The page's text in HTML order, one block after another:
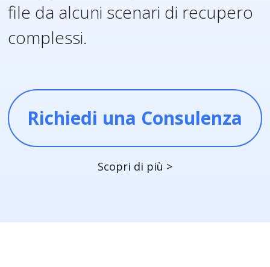
file da alcuni scenari di recupero
complessi.
Richiedi una Consulenza
Scopri di più >